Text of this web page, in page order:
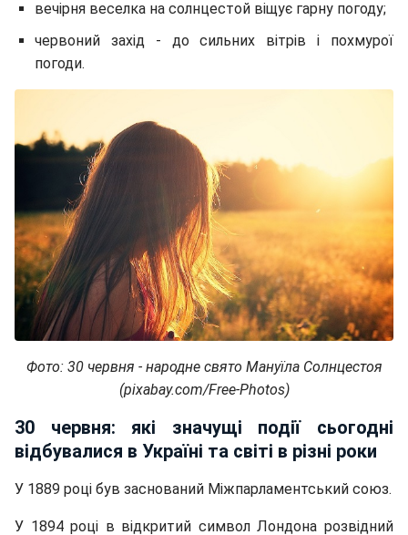
вечірня веселка на солнцестой віщує гарну погоду;
червоний захід - до сильних вітрів і похмурої
погоди.
Фото: 30 червня - народне свято Мануїла Солнцестоя
(pixabay.com/Free-Photos)
30 червня: які значущі події сьогодні
відбувалися в Україні та світі в різні роки
У 1889 році був заснований Міжпарламентський союз.
У 1894 році в відкритий символ Лондона розвідний